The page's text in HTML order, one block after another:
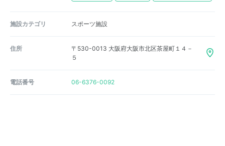
施設カテゴリ スポーツ施設
住所
〒530-0013 大阪府大阪市北区茶屋町１４－
５
電話番号 06-6376-0092